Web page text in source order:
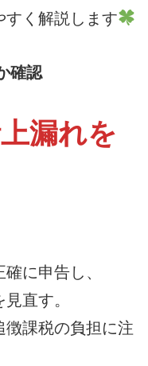
すく解説します
確認
漏れを
に申告し、
直す。
課税の負担に注